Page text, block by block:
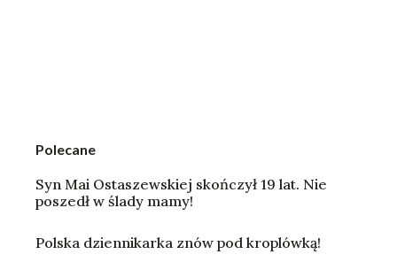
Polecane
Syn Mai Ostaszewskiej skończył 19 lat. Nie
poszedł w ślady mamy!
Polska dziennikarka znów pod kroplówką!